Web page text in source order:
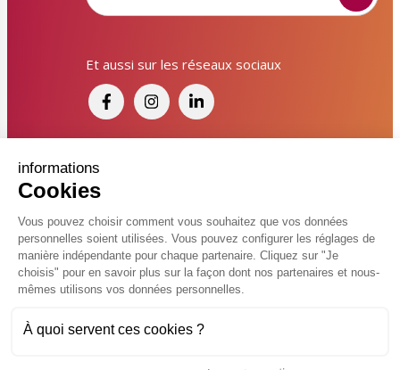
informations
Cookies
Vous pouvez choisir comment vous souhaitez que vos données
personnelles soient utilisées. Vous pouvez configurer les réglages de
manière indépendante pour chaque partenaire. Cliquez sur "Je
choisis" pour en savoir plus sur la façon dont nos partenaires et nous-
mêmes utilisons vos données personnelles.
À quoi servent ces cookies ?
Et aussi sur les réseaux sociaux
Financé par France Relance et par l'Union
Européenne
© 2026 Ville de Kingersheim
Accessibilité Mentions légales
Politiques de confidentialité
Charte de modération sur les réseaux sociaux
Poser une question ? Participer ?
Cliquez ici pour interagir avec les services de votre
ville !
Participer, s’engager
Contacter un service